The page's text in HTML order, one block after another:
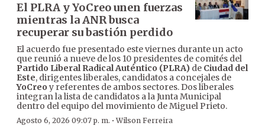
El PLRA y YoCreo unen fuerzas
mientras la ANR busca
recuperar su bastión perdido
El acuerdo fue presentado este viernes durante un acto
que reunió a nueve de los 10 presidentes de comités del
Partido Liberal Radical Auténtico (PLRA) de Ciudad del
Este, dirigentes liberales, candidatos a concejales de
YoCreo y referentes de ambos sectores. Dos liberales
integran la lista de candidatos a la Junta Municipal
dentro del equipo del movimiento de Miguel Prieto.
Agosto 6, 2026 09:07 p. m. ·Wilson Ferreira